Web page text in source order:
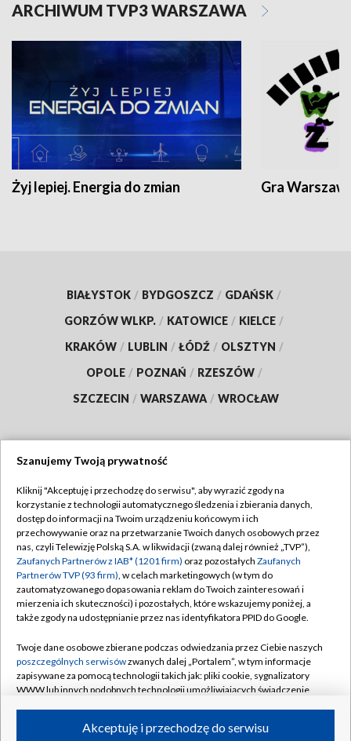
ARCHIWUM TVP3 WARSZAWA
Żyj lepiej. Energia do zmian Gra
BIAŁYSTOK / BYDGOSZCZ / GDAŃSK /
GORZÓW WLKP. / KATOWICE / KIELCE /
KRAKÓW / LUBLIN / ŁÓDŹ / OLSZTYN /
OPOLE / POZNAŃ / RZESZÓW /
SZCZECIN / WARSZAWA / WROCŁAW
TVP
Abonament TVP
Emisja w TVP
Centrum informacji TVP
Naziemna Telewizja Cyfrowa
Rada Programowa
System NOS
Informacje o nadawcy
Program dla prasy
Regulamin TVP
Polityka prywatności
Moje zgody
Pomoc
Kontakt
Kanały
Szanujemy Twoją prywatność
Kliknij "Akceptuję i przechodzę do serwisu", aby wyrazić zgody na
korzystanie z technologii automatycznego śledzenia i zbierania danych,
dostęp do informacji na Twoim urządzeniu końcowym i ich
przechowywanie oraz na przetwarzanie Twoich danych osobowych przez
nas, czyli Telewizję Polską S.A. w likwidacji (zwaną dalej również „TVP”),
Zaufanych Partnerów z IAB* (1201 firm) oraz pozostałych Zaufanych
Partnerów TVP (93 firm), w celach marketingowych (w tym do
zautomatyzowanego dopasowania reklam do Twoich zainteresowań i
mierzenia ich skuteczności) i pozostałych, które wskazujemy poniżej, a
także zgody na udostępnianie przez nas identyfikatora PPID do Google.
Twoje dane osobowe zbierane podczas odwiedzania przez Ciebie naszych
poszczególnych serwisówzwanych dalej „Portalem”, w tym informacje
zapisywane za pomocą technologii takich jak: pliki cookie, sygnalizatory
WWW lub innych podobnych technologii umożliwiających świadczenie
ruchu w Internecie.Akceptuję i przechodzę do serwisu